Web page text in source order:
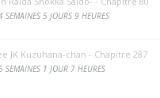
SEMAINES 5 JOURS 9 HEURES
JK Kuzuhana-chan - Chapitre 287
SEMAINES 1 JOUR 7 HEURES